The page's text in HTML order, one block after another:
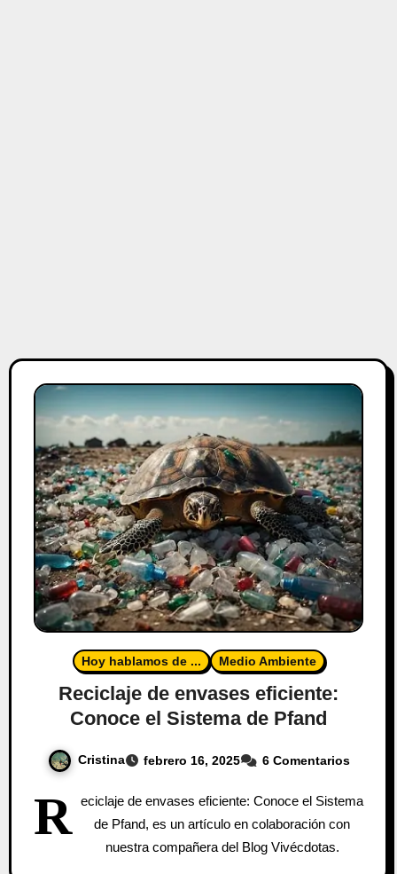
Hoy hablamos de ... Medio Ambiente
Reciclaje de envases eficiente:
Conoce el Sistema de Pfand
Cristina febrero 16, 2025 6 Comentarios
R
eciclaje de envases eficiente: Conoce el Sistema
de Pfand, es un artículo en colaboración con
nuestra compañera del Blog Vivécdotas.